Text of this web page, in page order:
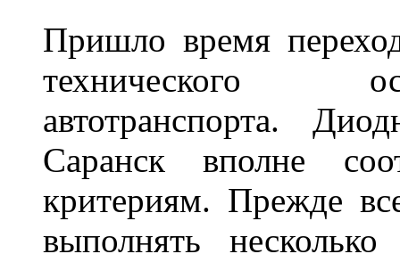
Пришло время
технического
автотранспорта.
Саранск вполне
критериям. Прежде
выполнять